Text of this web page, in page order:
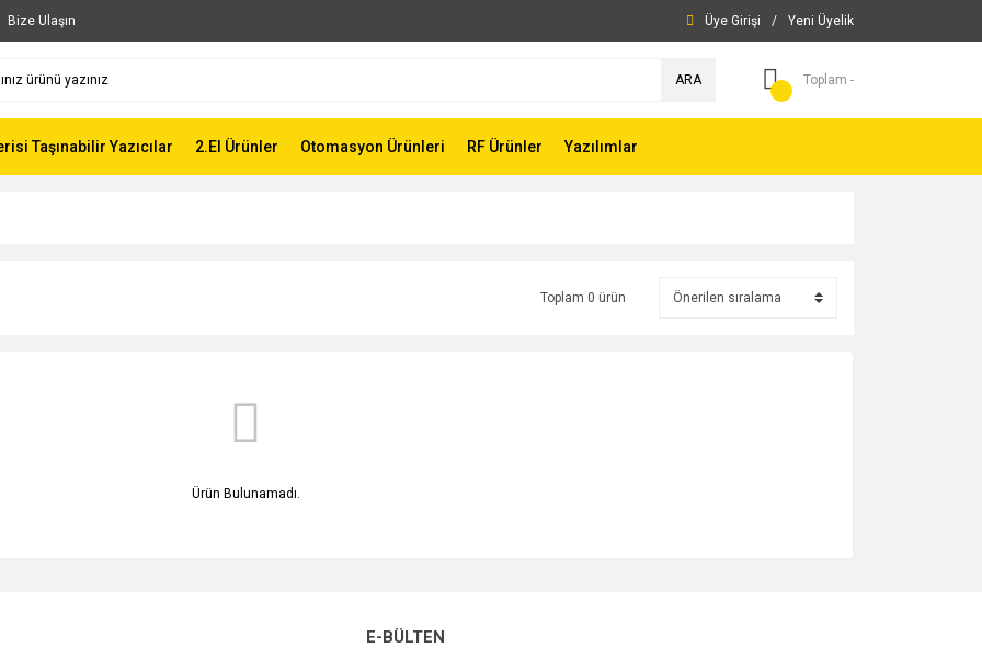
Bize Ulaşın Üye Girişi / Yeni Üyelik
ARA Toplam -
Taşınabilir Yazıcılar 2.El Ürünler Otomasyon Ürünleri RF Ürünler Yazılımlar
Toplam 0 ürün
Ürün Bulunamadı.
E-BÜLTEN